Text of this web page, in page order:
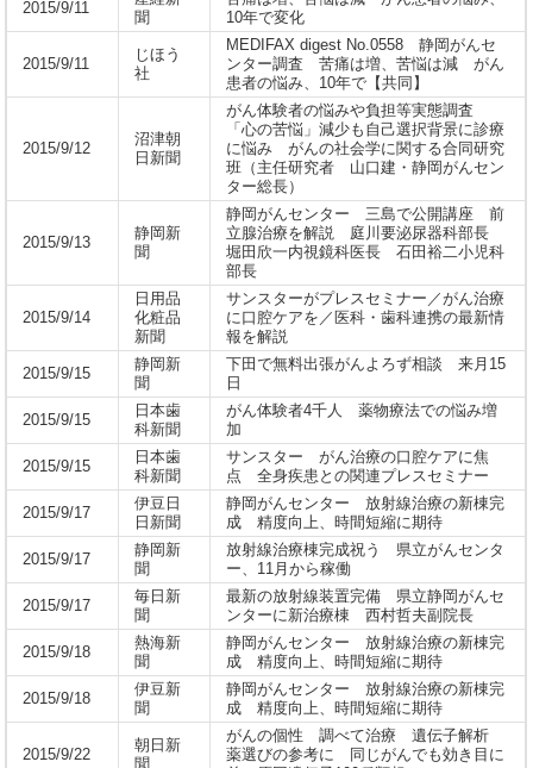
2015/9/11
聞
10年で変化
2015/9/11
じほう
社
MEDIFAX digest No.0558 静岡がんセ
ンター調査 苦痛は増、苦悩は減 がん
患者の悩み、10年で【共同】
2015/9/12
沼津朝
日新聞
がん体験者の悩みや負担等実態調査
「心の苦悩」減少も自己選択背景に診療
に悩み がんの社会学に関する合同研究
班（主任研究者 山口建・静岡がんセン
ター総長）
2015/9/13
静岡新
聞
静岡がんセンター 三島で公開講座 前
立腺治療を解説 庭川要泌尿器科部長
堀田欣一内視鏡科医長 石田裕二小児科
部長
2015/9/14
日用品
化粧品
新聞
サンスターがプレスセミナー／がん治療
に口腔ケアを／医科・歯科連携の最新情
報を解説
2015/9/15
静岡新
聞
下田で無料出張がんよろず相談 来月15
日
2015/9/15
日本歯
科新聞
がん体験者4千人 薬物療法での悩み増
加
2015/9/15
日本歯
科新聞
サンスター がん治療の口腔ケアに焦
点 全身疾患との関連プレスセミナー
2015/9/17
伊豆日
日新聞
静岡がんセンター 放射線治療の新棟完
成 精度向上、時間短縮に期待
2015/9/17
静岡新
聞
放射線治療棟完成祝う 県立がんセンタ
ー、11月から稼働
2015/9/17
毎日新
聞
最新の放射線装置完備 県立静岡がんセ
ンターに新治療棟 西村哲夫副院長
2015/9/18
熱海新
聞
静岡がんセンター 放射線治療の新棟完
成 精度向上、時間短縮に期待
2015/9/18
伊豆新
聞
静岡がんセンター 放射線治療の新棟完
成 精度向上、時間短縮に期待
2015/9/22
朝日新
聞
がんの個性 調べて治療 遺伝子解析
薬選びの参考に 同じがんでも効き目に